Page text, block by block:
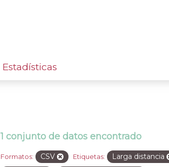
Estadísticas
1 conjunto de datos encontrado
Formatos: CSV Etiquetas: Larga distancia